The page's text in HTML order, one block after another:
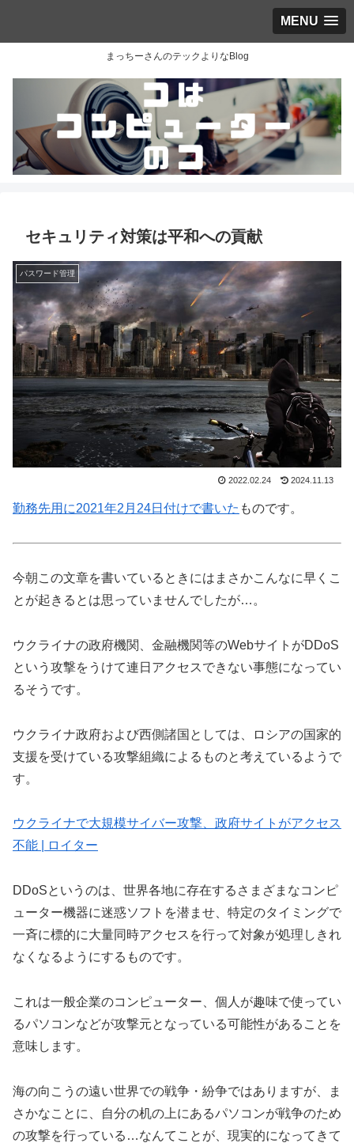
MENU
まっちーさんのテックよりなBlog
セキュリティ対策は平和への貢献
パスワード管理
2022.02.24 2024.11.13
勤務先用に2021年2月24日付けで書いた ものです。
今朝この文章を書いているときにはまさかこんなに早くこ
とが起きるとは思っていませんでしたが…。
ウクライナの政府機関、金融機関等のWebサイトがDDoS
という攻撃をうけて連日アクセスできない事態になってい
るそうです。
ウクライナ政府および西側諸国としては、ロシアの国家的
支援を受けている攻撃組織によるものと考えているようで
す。
ウクライナで大規模サイバー攻撃、政府サイトがアクセス
不能 | ロイター
DDoSというのは、世界各地に存在するさまざまなコンピ
ューター機器に迷惑ソフトを潜ませ、特定のタイミングで
一斉に標的に大量同時アクセスを行って対象が処理しきれ
なくなるようにするものです。
これは一般企業のコンピューター、個人が趣味で使ってい
るパソコンなどが攻撃元となっている可能性があることを
意味します。
海の向こうの遠い世界での戦争・紛争ではありますが、ま
さかなことに、自分の机の上にあるパソコンが戦争のため
の攻撃を行っている…なんてことが、現実的になってきて